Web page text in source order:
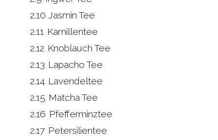
2.10 Jasmin Tee
2.11 Kamillentee
2.12 Knoblauch Tee
2.13 Lapacho Tee
2.14 Lavendeltee
2.15 Matcha Tee
2.16 Pfefferminztee
2.17 Petersilientee